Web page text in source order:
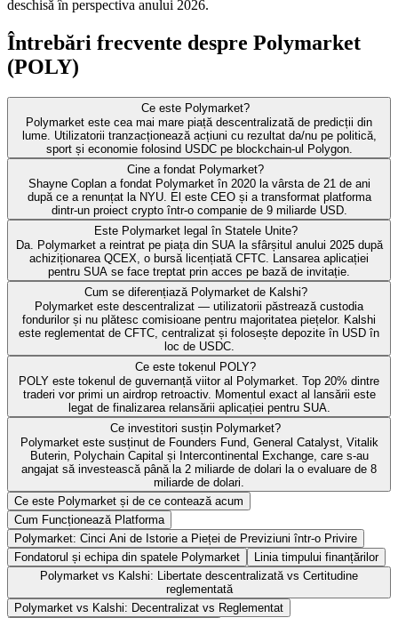
deschisă în perspectiva anului 2026.
Întrebări frecvente despre Polymarket
(POLY)
Ce este Polymarket?
Polymarket este cea mai mare piață descentralizată de predicții din
lume. Utilizatorii tranzacționează acțiuni cu rezultat da/nu pe politică,
sport și economie folosind USDC pe blockchain-ul Polygon.
Cine a fondat Polymarket?
Shayne Coplan a fondat Polymarket în 2020 la vârsta de 21 de ani
după ce a renunțat la NYU. El este CEO și a transformat platforma
dintr-un proiect crypto într-o companie de 9 miliarde USD.
Este Polymarket legal în Statele Unite?
Da. Polymarket a reintrat pe piața din SUA la sfârșitul anului 2025 după
achiziționarea QCEX, o bursă licențiată CFTC. Lansarea aplicației
pentru SUA se face treptat prin acces pe bază de invitație.
Cum se diferențiază Polymarket de Kalshi?
Polymarket este descentralizat — utilizatorii păstrează custodia
fondurilor și nu plătesc comisioane pentru majoritatea piețelor. Kalshi
este reglementat de CFTC, centralizat și folosește depozite în USD în
loc de USDC.
Ce este tokenul POLY?
POLY este tokenul de guvernanță viitor al Polymarket. Top 20% dintre
traderi vor primi un airdrop retroactiv. Momentul exact al lansării este
legat de finalizarea relansării aplicației pentru SUA.
Ce investitori susțin Polymarket?
Polymarket este susținut de Founders Fund, General Catalyst, Vitalik
Buterin, Polychain Capital și Intercontinental Exchange, care s-au
angajat să investească până la 2 miliarde de dolari la o evaluare de 8
miliarde de dolari.
Ce este Polymarket și de ce contează acum
Cum Funcționează Platforma
Polymarket: Cinci Ani de Istorie a Pieței de Previziuni într-o Privire
Fondatorul și echipa din spatele Polymarket
Linia timpului finanțărilor
Polymarket vs Kalshi: Libertate descentralizată vs Certitudine
reglementată
Polymarket vs Kalshi: Decentralizat vs Reglementat